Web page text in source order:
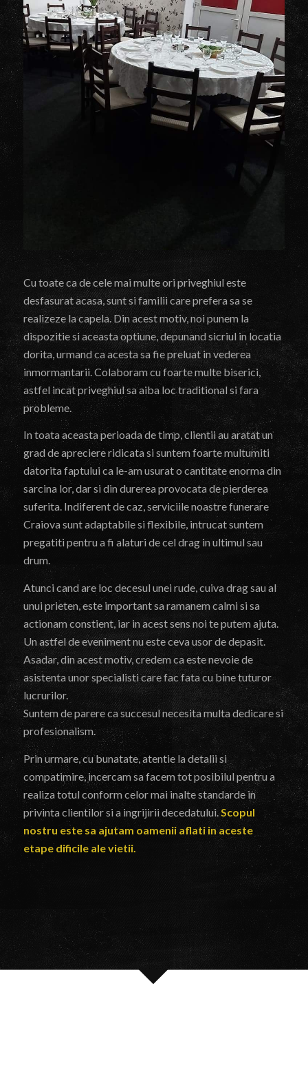
Cu toate ca de cele mai multe ori priveghiul este
desfasurat acasa, sunt si familii care prefera sa se
realizeze la capela. Din acest motiv, noi punem la
dispozitie si aceasta optiune, depunand sicriul in locatia
dorita, urmand ca acesta sa fie preluat in vederea
inmormantarii. Colaboram cu foarte multe biserici,
astfel incat priveghiul sa aiba loc traditional si fara
probleme.
In toata aceasta perioada de timp, clientii au aratat un
grad de apreciere ridicata si suntem foarte multumiti
datorita faptului ca le-am usurat o cantitate enorma din
sarcina lor, dar si din durerea provocata de pierderea
suferita. Indiferent de caz, serviciile noastre funerare
Craiova sunt adaptabile si flexibile, intrucat suntem
pregatiti pentru a fi alaturi de cel drag in ultimul sau
drum.
Atunci cand are loc decesul unei rude, cuiva drag sau al
unui prieten, este important sa ramanem calmi si sa
actionam constient, iar in acest sens noi te putem ajuta.
Un astfel de eveniment nu este ceva usor de depasit.
Asadar, din acest motiv, credem ca este nevoie de
asistenta unor specialisti care fac fata cu bine tuturor
lucrurilor.
Suntem de parere ca succesul necesita multa dedicare si
profesionalism.
Prin urmare, cu bunatate, atentie la detalii si
compatimire, incercam sa facem tot posibilul pentru a
realiza totul conform celor mai inalte standarde in
privinta clientilor si a ingrijirii decedatului.Scopul
nostru este sa ajutam oamenii aflati in aceste
etape dificile ale vietii.